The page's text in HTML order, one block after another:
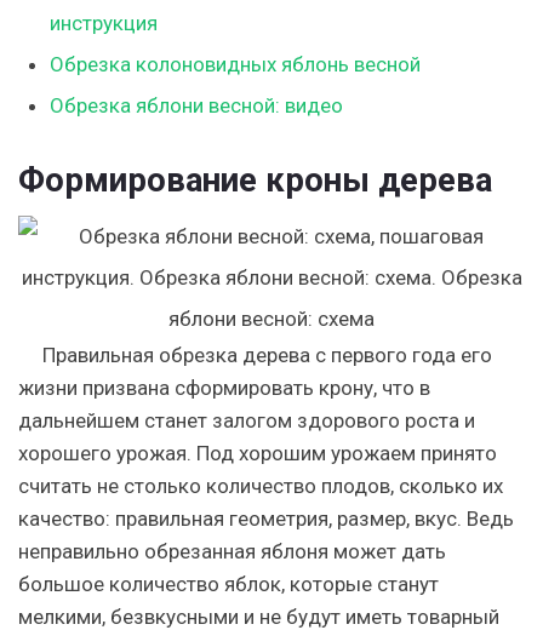
инструкция
Обрезка колоновидных яблонь весной
Обрезка яблони весной: видео
Формирование кроны дерева
Правильная обрезка дерева с первого года его
жизни призвана сформировать крону, что в
дальнейшем станет залогом здорового роста и
хорошего урожая. Под хорошим урожаем принято
считать не столько количество плодов, сколько их
качество: правильная геометрия, размер, вкус. Ведь
неправильно обрезанная яблоня может дать
большое количество яблок, которые станут
мелкими, безвкусными и не будут иметь товарный